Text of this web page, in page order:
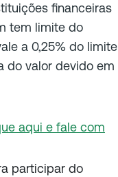
financeiras
tem limite do
a 0,25% do limite
do valor devido em
aqui e fale com
participar do